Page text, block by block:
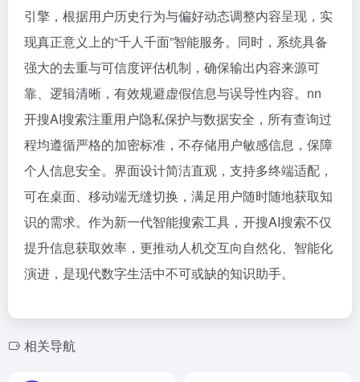
引擎，根据用户历史行为与偏好动态调整内容呈现，实
现真正意义上的“千人千面”智能服务。同时，系统具备
强大的去重与可信度评估机制，确保输出内容来源可
靠、逻辑清晰，有效规避虚假信息与误导性内容。nn
开搜AI搜索注重用户隐私保护与数据安全，所有查询过
程均遵循严格的加密标准，不存储用户敏感信息，保障
个人信息安全。界面设计简洁直观，支持多终端适配，
可在桌面、移动端无缝切换，满足用户随时随地获取知
识的需求。作为新一代智能搜索工具，开搜AI搜索不仅
提升信息获取效率，更推动人机交互向自然化、智能化
演进，是现代数字生活中不可或缺的知识助手。
相关导航